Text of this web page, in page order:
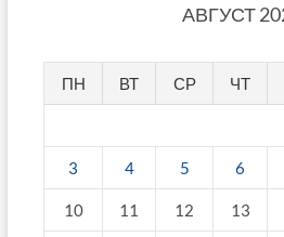
АВГУСТ
ПН ВТ СР ЧТ
3 4 5 6
10 11 12 13